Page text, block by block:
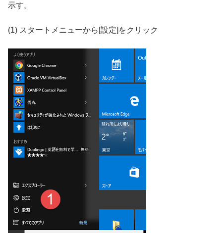
示す。
(1) スタートメニューから[設定]をクリック